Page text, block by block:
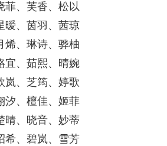
菲、芙香、松以
暧、茵羽、茜琼
烯、琳诗、骅柚
宜、茹熙、晴婉
岚、芝筠、婷歌
汐、檀佳、姬菲
晴、晓音、妙蒂
希、碧岚、雪芳